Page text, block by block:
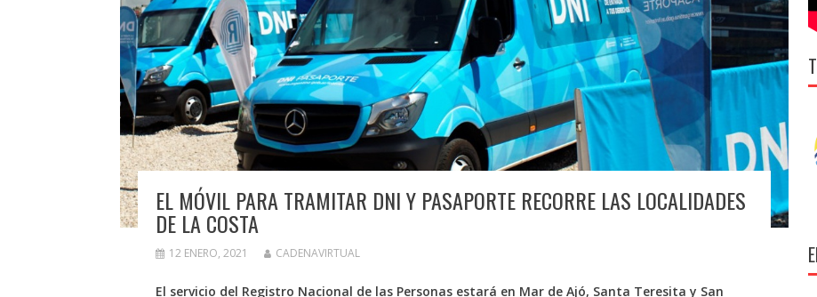
EL MÓVIL PARA TRAMITAR DNI Y PASAPORTE RECORRE LAS LOCALIDADES
DE LA COSTA
12 ENERO, 2021 CADENAVIRTUAL
El servicio del Registro Nacional de las Personas estará en Mar de Ajó, Santa Teresita y San